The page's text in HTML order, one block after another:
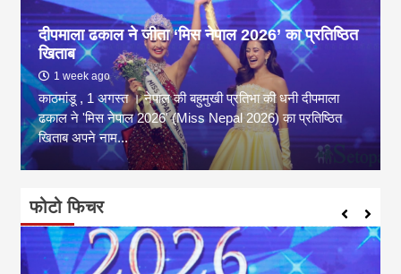
दीपमाला ढकाल ने जीता ‘मिस नेपाल 2026’ का प्रतिष्ठित
खिताब
1 week ago
काठमांडू , 1 अगस्त । नेपाल की बहुमुखी प्रतिभा की धनी दीपमाला
ढकाल ने 'मिस नेपाल 2026' (Miss Nepal 2026) का प्रतिष्ठित
खिताब अपने नाम...
फोटो फिचर